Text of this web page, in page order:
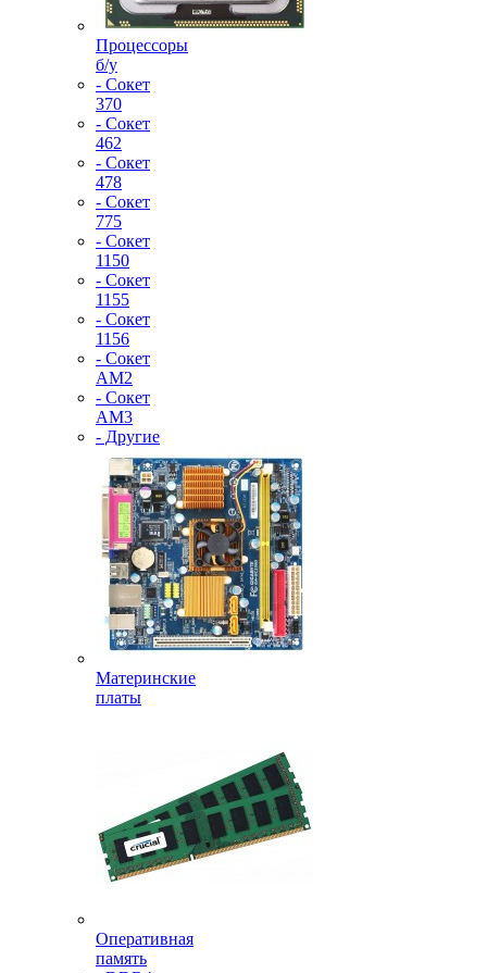
Процессоры
б/у
- Сокет
370
- Сокет
462
- Сокет
478
- Сокет
775
- Сокет
1150
- Сокет
1155
- Сокет
1156
- Сокет
AM2
- Сокет
AM3
- Другие
Материнские
платы
Оперативная
память